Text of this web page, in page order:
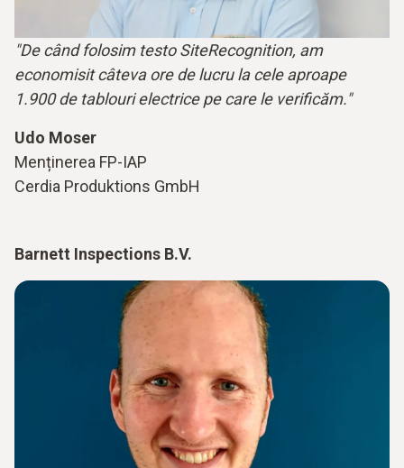
"De când folosim testo SiteRecognition, am
economisit câteva ore de lucru la cele aproape
1.900 de tablouri electrice pe care le verificăm."
Udo Moser
Menținerea FP-IAP
Cerdia Produktions GmbH
Barnett Inspections B.V.